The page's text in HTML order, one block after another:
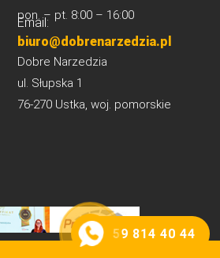
pon. – pt. 8:00 – 16:00
Email:
biuro@dobrenarzedzia.pl
Dobre Narzedzia
ul. Słupska 1
76-270 Ustka, woj. pomorskie
59 814 40 44